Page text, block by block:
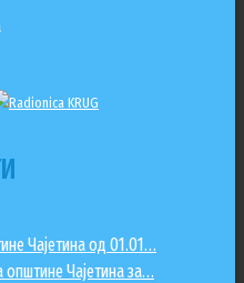
Чајетина од 01.01…
Чајетина за…